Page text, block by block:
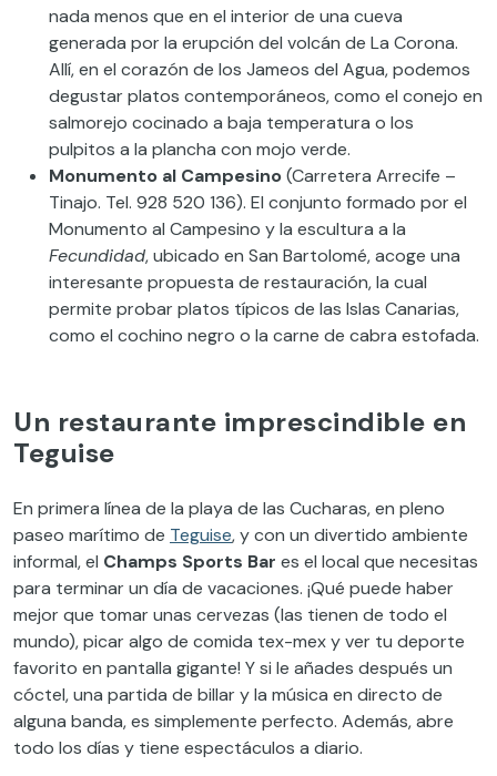
nada menos que en el interior de una cueva
generada por la erupción del volcán de La Corona.
Allí, en el corazón de los Jameos del Agua, podemos
degustar platos contemporáneos, como el conejo en
salmorejo cocinado a baja temperatura o los
pulpitos a la plancha con mojo verde.
Monumento al Campesino(Carretera Arrecife –
Tinajo. Tel. 928 520 136). El conjunto formado por el
Monumento al Campesino y la escultura a la
Fecundidad, ubicado en San Bartolomé, acoge una
interesante propuesta de restauración, la cual
permite probar platos típicos de las Islas Canarias,
como el cochino negro o la carne de cabra estofada.
Un restaurante imprescindible en
Teguise
En primera línea de la playa de las Cucharas, en pleno
paseo marítimo de Teguise, y con un divertido ambiente
informal, el Champs Sports Bar es el local que necesitas
para terminar un día de vacaciones. ¡Qué puede haber
mejor que tomar unas cervezas (las tienen de todo el
mundo), picar algo de comida tex-mex y ver tu deporte
favorito en pantalla gigante! Y si le añades después un
cóctel, una partida de billar y la música en directo de
alguna banda, es simplemente perfecto. Además, abre
todo los días y tiene espectáculos a diario.